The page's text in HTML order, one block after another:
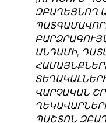
ԶԲԱՂԵՑՆՈՂ
ԱՆԴԱՄԻ,
ՎԱՐՉԱԿԱՆ
ՊԱՇՏՈՆ